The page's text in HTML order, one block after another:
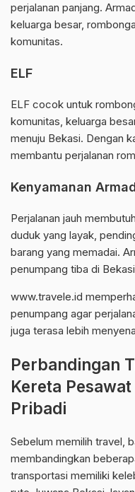
perjalanan panjang.
keluarga besar,
komunitas.
ELF
ELF cocok untuk
komunitas, keluarga
menuju Bekasi. Dengan
membantu perjalanan
Kenyamanan
Perjalanan jauh
duduk yang layak,
barang yang memadai.
penumpang tiba di
www.travele.id
penumpang agar
juga terasa lebih
Perbandingan
Kereta
Pribadi
Sebelum memilih travel,
membandingkan
transportasi memiliki